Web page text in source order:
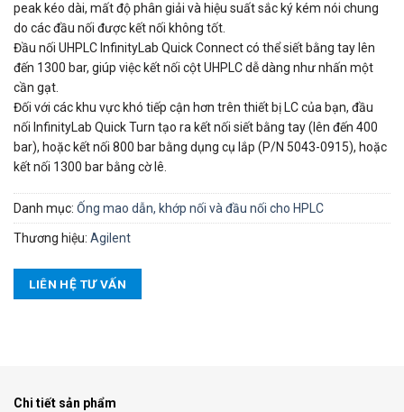
peak kéo dài, mất độ phân giải và hiệu suất sắc ký kém nói chung
do các đầu nối được kết nối không tốt.
Đầu nối UHPLC InfinityLab Quick Connect có thể siết bằng tay lên
đến 1300 bar, giúp việc kết nối cột UHPLC dễ dàng như nhấn một
cần gạt.
Đối với các khu vực khó tiếp cận hơn trên thiết bị LC của bạn, đầu
nối InfinityLab Quick Turn tạo ra kết nối siết bằng tay (lên đến 400
bar), hoặc kết nối 800 bar bằng dụng cụ lắp (P/N 5043-0915), hoặc
kết nối 1300 bar bằng cờ lê.
Danh mục: Ống mao dẫn, khớp nối và đầu nối cho HPLC
Thương hiệu: Agilent
LIÊN HỆ TƯ VẤN
Chi tiết sản phẩm